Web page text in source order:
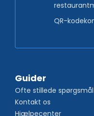
QR-
Guider
Ofte stillede spørgsmål
Kontakt os
Hjælpecenter